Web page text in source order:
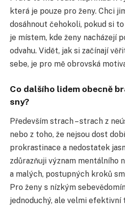
která je pouze pro ženy. Chci
dosáhnout čehokoli, pokud si
je místem, kde ženy nacházejí
odvahu. Vidět, jak si začínají
sebe, je pro mě obrovská
Co dalšího lidem obecně
sny?
Především strach – strach z
nebo z toho, že nejsou dost
prokrastinace a nedostatek
zdůrazňuji význam mentálního
a malých, postupných kroků
Pro ženy s nízkým
jednoduchý, ale velmi efektivní